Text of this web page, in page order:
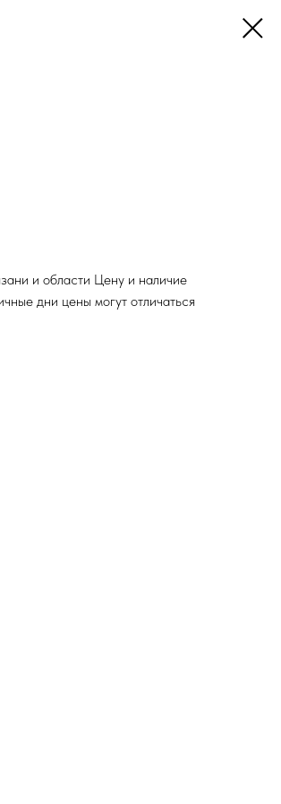
и области Цену и наличие
дни цены могут отличаться